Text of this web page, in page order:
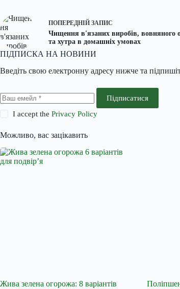
ПОПЕРЕДНІЙ ЗАПИС
Чищення в'язаних виробів, вовняного
та хутра в домашніх умовах
ПІДПИСКА НА НОВИНИ
Введіть свою електронну адресу нижче та
Підписатися
I accept thePrivacy Policy
Можливо, вас зацікавить
Жива зелена огорожа: 8 варіантів